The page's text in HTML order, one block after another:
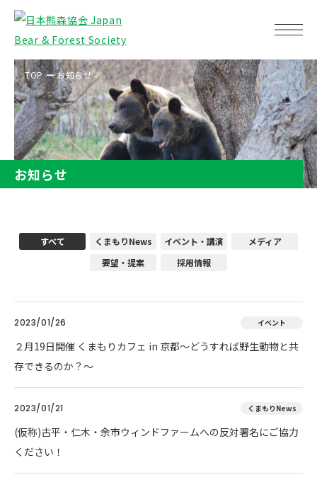
TOP お知らせ
お知らせ
すべて くまもりNews イベント・講演
メディア
要望・提案
採用情報
2023/01/26 イベント
２月19日開催 くまもりカフェ in 京都～どうすれば野生動物と共
存できるのか？～
2023/01/21 くまもりNews
(仮称)古平・仁木・余市ウィンドファームへの反対署名にご協力
ください！